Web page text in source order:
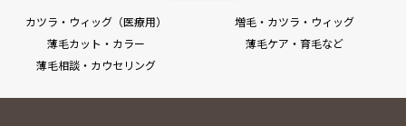
カツラ・ウィッグ（医療用）
増毛・カツラ・ウィッグ
薄毛カット・カラー
薄毛ケア・育毛など
薄毛相談・カウセリング